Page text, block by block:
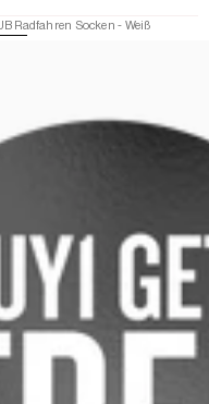
Radfahren Socken - Weiß